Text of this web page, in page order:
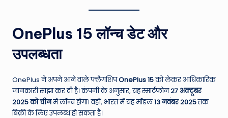
OnePlus 15 लॉन्च डेट और
उपलब्धता
OnePlus ने अपने आने वाले फ्लैगशिपOnePlus 15को लेकर आधिकारिक
जानकारी साझा कर दी है। कंपनी के अनुसार, यह स्मार्टफोन27 अक्टूबर
2025 को चीनमें लॉन्च होगा। वहीं, भारत में यह मॉडल13 नवंबर 2025तक
बिक्री के लिए उपलब्ध हो सकता है।